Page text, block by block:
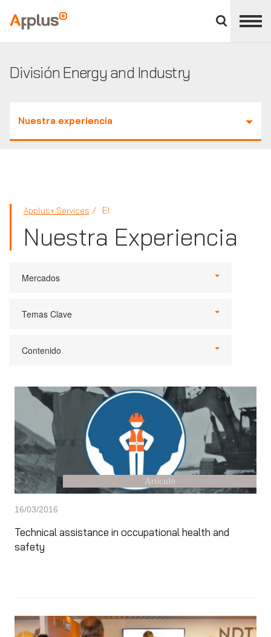
panel
Applus+
División Energy and Industry
Nuestra experiencia
Applus+ Services EI
Nuestra Experiencia
Mercados
Temas Clave
Contenido
Artículo
16/03/2016
Technical assistance in occupational health and
safety